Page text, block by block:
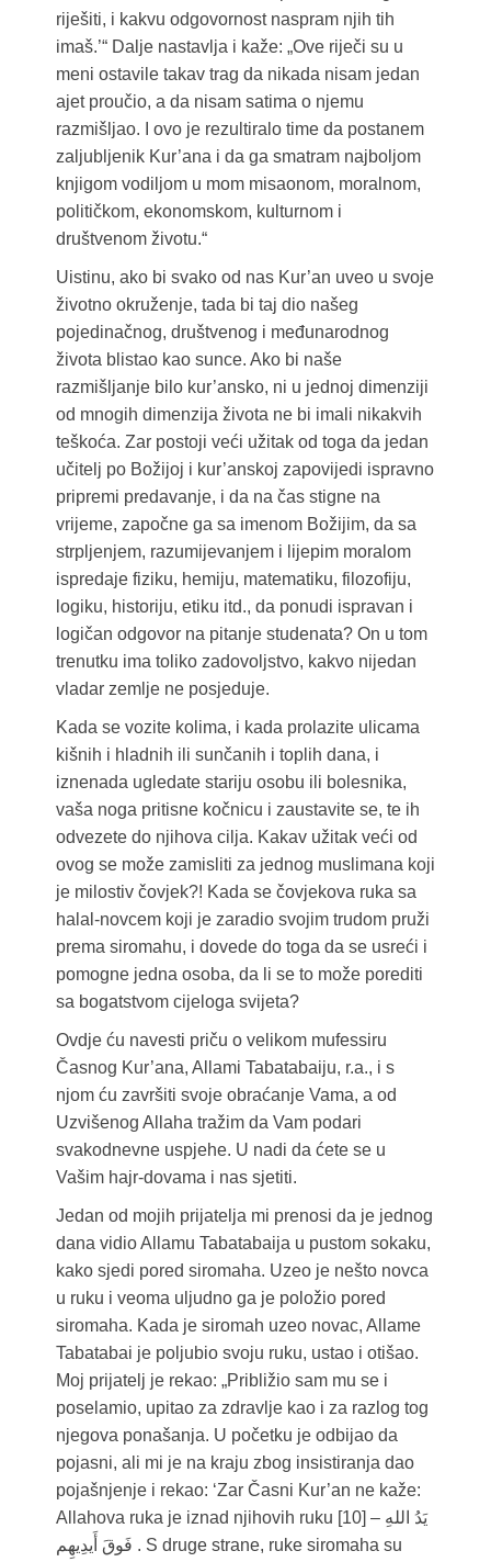
riješiti, i kakvu odgovornost naspram njih tih
imaš.’“ Dalje nastavlja i kaže: „Ove riječi su u
meni ostavile takav trag da nikada nisam jedan
ajet proučio, a da nisam satima o njemu
razmišljao. I ovo je rezultiralo time da postanem
zaljubljenik Kur’ana i da ga smatram najboljom
knjigom vodiljom u mom misaonom, moralnom,
političkom, ekonomskom, kulturnom i
društvenom životu.“
Uistinu, ako bi svako od nas Kur’an uveo u svoje
životno okruženje, tada bi taj dio našeg
pojedinačnog, društvenog i međunarodnog
života blistao kao sunce. Ako bi naše
razmišljanje bilo kur’ansko, ni u jednoj dimenziji
od mnogih dimenzija života ne bi imali nikakvih
teškoća. Zar postoji veći užitak od toga da jedan
učitelj po Božijoj i kur’anskoj zapovijedi ispravno
pripremi predavanje, i da na čas stigne na
vrijeme, započne ga sa imenom Božijim, da sa
strpljenjem, razumijevanjem i lijepim moralom
ispredaje fiziku, hemiju, matematiku, filozofiju,
logiku, historiju, etiku itd., da ponudi ispravan i
logičan odgovor na pitanje studenata? On u tom
trenutku ima toliko zadovoljstvo, kakvo nijedan
vladar zemlje ne posjeduje.
Kada se vozite kolima, i kada prolazite ulicama
kišnih i hladnih ili sunčanih i toplih dana, i
iznenada ugledate stariju osobu ili bolesnika,
vaša noga pritisne kočnicu i zaustavite se, te ih
odvezete do njihova cilja. Kakav užitak veći od
ovog se može zamisliti za jednog muslimana koji
je milostiv čovjek?! Kada se čovjekova ruka sa
halal-novcem koji je zaradio svojim trudom pruži
prema siromahu, i dovede do toga da se usreći i
pomogne jedna osoba, da li se to može porediti
sa bogatstvom cijeloga svijeta?
Ovdje ću navesti priču o velikom mufessiru
Časnog Kur’ana, Allami Tabatabaiju, r.a., i s
njom ću završiti svoje obraćanje Vama, a od
Uzvišenog Allaha tražim da Vam podari
svakodnevne uspjehe. U nadi da ćete se u
Vašim hajr-dovama i nas sjetiti.
Jedan od mojih prijatelja mi prenosi da je jednog
dana vidio Allamu Tabatabaija u pustom sokaku,
kako sjedi pored siromaha. Uzeo je nešto novca
u ruku i veoma uljudno ga je položio pored
siromaha. Kada je siromah uzeo novac, Allame
Tabatabai je poljubio svoju ruku, ustao i otišao.
Moj prijatelj je rekao: „Približio sam mu se i
poselamio, upitao za zdravlje kao i za razlog tog
njegova ponašanja. U početku je odbijao da
pojasni, ali mi je na kraju zbog insistiranja dao
pojašnjenje i rekao: ‘Zar Časni Kur’an ne kaže:
Allahova ruka je iznad njihovih ruku [10] – يَدُ اللهِ
فَوقَ أَيدِيهِم . S druge strane, ruke siromaha su